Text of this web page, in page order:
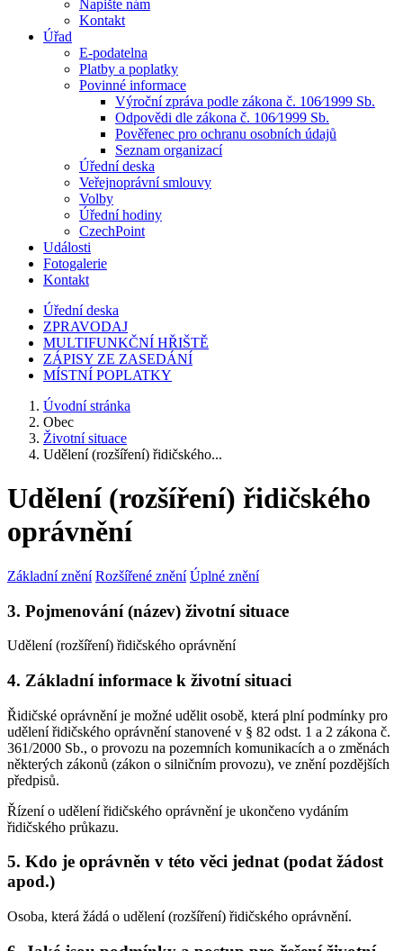
Napište nám
Kontakt
Úřad
E-podatelna
Platby a poplatky
Povinné informace
Výroční zpráva podle zákona č. 106⁄1999 Sb.
Odpovědi dle zákona č. 106⁄1999 Sb.
Pověřenec pro ochranu osobních údajů
Seznam organizací
Úřední deska
Veřejnoprávní smlouvy
Volby
Úřední hodiny
CzechPoint
Události
Fotogalerie
Kontakt
Úřední deska
ZPRAVODAJ
MULTIFUNKČNÍ HŘIŠTĚ
ZÁPISY ZE ZASEDÁNÍ
MÍSTNÍ POPLATKY
Úvodní stránka
Obec
Životní situace
Udělení (rozšíření) řidičského...
Udělení (rozšíření) řidičského
oprávnění
Základní znění Rozšířené znění Úplné znění
3. Pojmenování (název) životní situace
Udělení (rozšíření) řidičského oprávnění
4. Základní informace k životní situaci
Řidičské oprávnění je možné udělit osobě, která plní podmínky pro
udělení řidičského oprávnění stanovené v § 82 odst. 1 a 2 zákona č.
361/2000 Sb., o provozu na pozemních komunikacích a o změnách
některých zákonů (zákon o silničním provozu), ve znění pozdějších
předpisů.
Řízení o udělení řidičského oprávnění je ukončeno vydáním
řidičského průkazu.
5. Kdo je oprávněn v této věci jednat (podat žádost
apod.)
Osoba, která žádá o udělení (rozšíření) řidičského oprávnění.